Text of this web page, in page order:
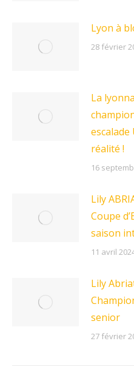
Lyon à
28 février
La
escalade
réalité !
16
Lily
Coupe
saison
11 avril
Lily
senior
27 février